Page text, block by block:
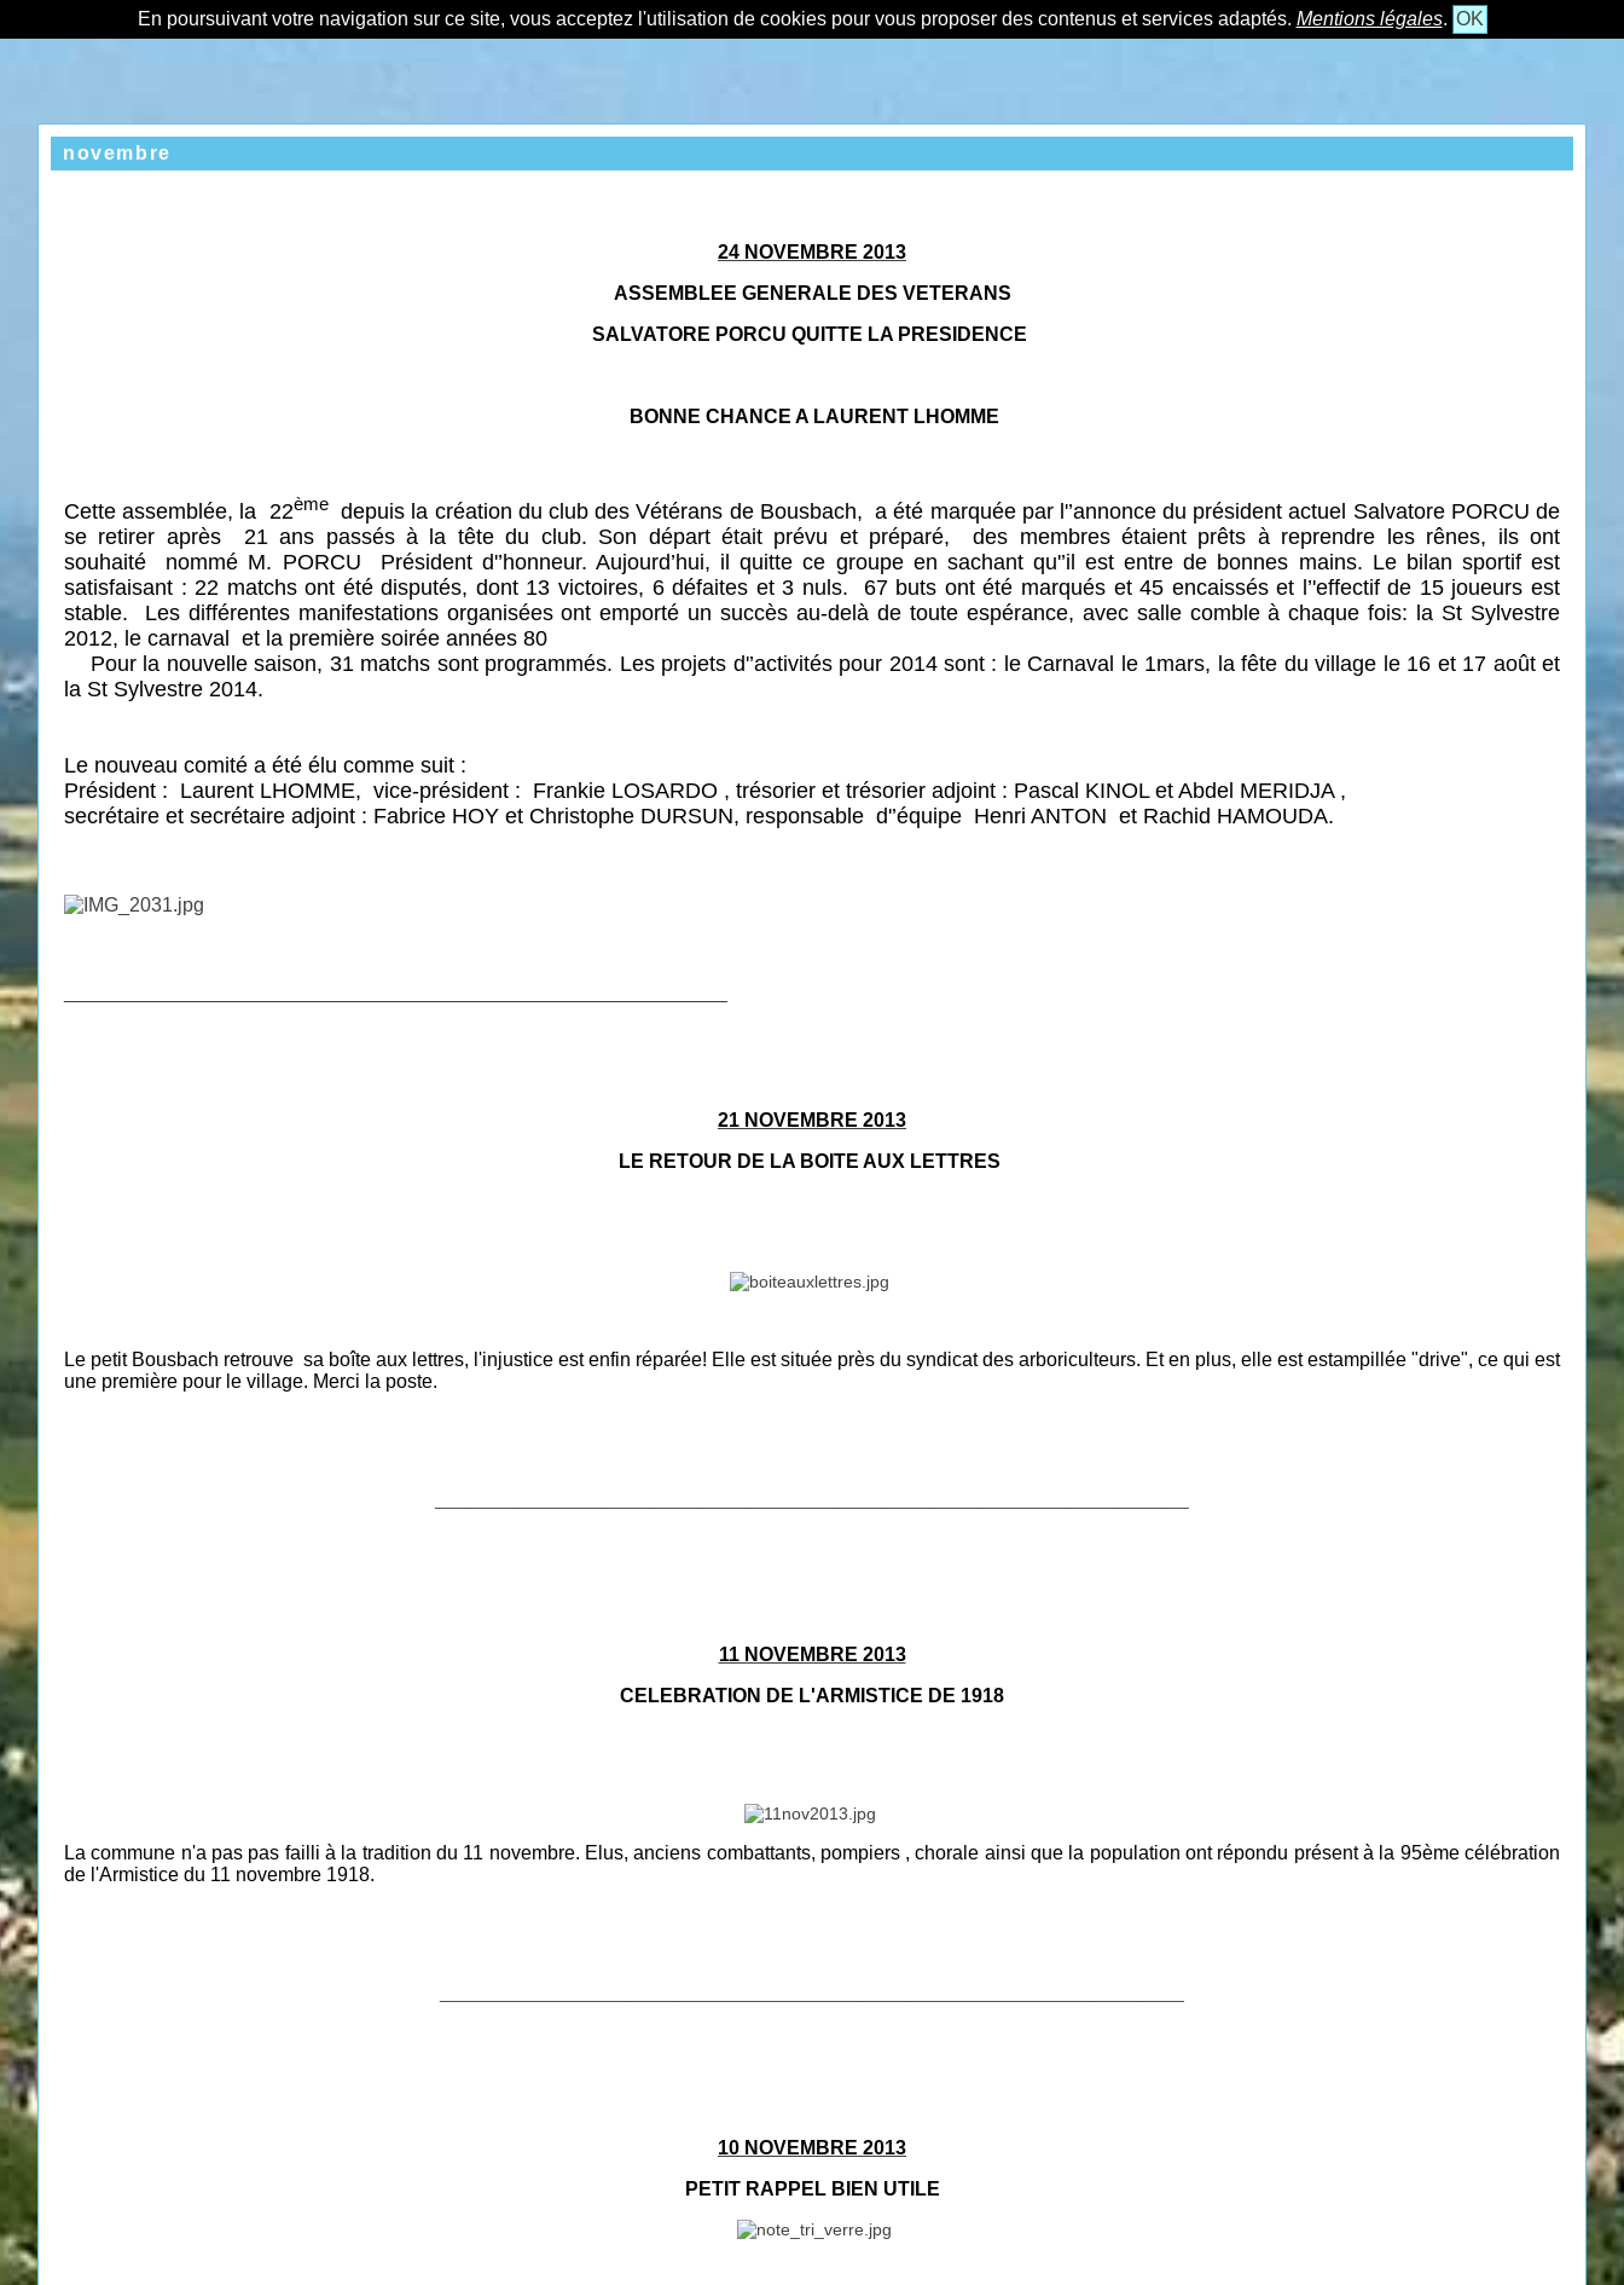
En poursuivant votre navigation sur ce site, vous acceptez l'utilisation de cookies pour vous proposer des contenus et services adaptés. Mentions légales. OK
novembre
24 NOVEMBRE 2013
ASSEMBLEE GENERALE DES VETERANS
SALVATORE PORCU QUITTE LA PRESIDENCE
BONNE CHANCE A LAURENT LHOMME
Cetteassemblée, la 22ème depuis la création du club des Vétérans de Bousbach, a été marquée par l'’annonce du président actuel Salvatore PORCU de
se retirer après
21 ans passés à la tête du club. Son départ était prévu et préparé,
des membres étaient prêts à reprendre les rênes, ils ont
souhaité
nommé M. PORCU
Président d'’honneur. Aujourd’hui, il quitte ce groupe en sachant qu'’il est entre de bonnes mains. Le bilan sportif est
satisfaisant : 22 matchs ont été disputés, dont 13 victoires, 6 défaites et 3 nuls.
67 buts ont été marqués et 45 encaissés et l’'effectif de 15 joueurs est
stable.
Les différentes manifestations organisées ont emporté un succès au-delà de toute espérance, avec salle comble à chaque fois: la St Sylvestre
2012, le carnaval
et la première soirée années 80
Pour la nouvelle saison, 31 matchs sont programmés. Les projets d'’activités pour 2014 sont : le Carnaval le 1mars, la fête du village le 16 et 17 août et
la St Sylvestre 2014.
Le nouveau comité a été élu comme suit :
Président : Laurent LHOMME, vice-président : Frankie LOSARDO , trésorier et trésorier adjoint : Pascal KINOL et Abdel MERIDJA ,
secrétaire et secrétaire adjoint : Fabrice HOY et Christophe DURSUN, responsable d'’équipe Henri ANTON et Rachid HAMOUDA.
21 NOVEMBRE 2013
LE RETOUR DE LA BOITE AUX LETTRES
Le petit Bousbach retrouve sa boîte aux lettres, l'injustice est enfin réparée! Elle est située près du syndicat des arboriculteurs. Et en plus, elle est estampillée "drive", ce qui est
une première pour le village. Merci la poste.
11 NOVEMBRE 2013
CELEBRATION DE L'ARMISTICE DE 1918
La commune n'a pas pas failli à la tradition du 11 novembre. Elus, anciens combattants, pompiers , chorale ainsi que la population ont répondu présent à la 95ème célébration
de l'Armistice du 11 novembre 1918.
10 NOVEMBRE 2013
PETIT RAPPEL BIEN UTILE